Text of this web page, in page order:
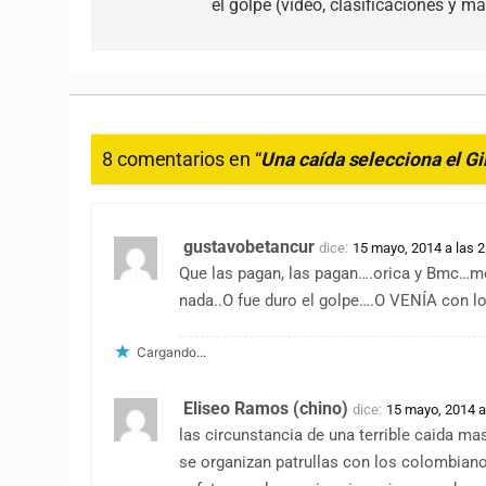
el golpe (video, clasificaciones y
8 comentarios en “Una caída selecciona el
gustavobetancur dice: 15 mayo, 2014 a las
Que las pagan, las pagan….orica y
nada..O fue duro el golpe….O VENÍA con
Cargando...
Eliseo Ramos (chino) dice: 15 mayo, 2014
las circunstancia de una terrible caida
se organizan patrullas con los